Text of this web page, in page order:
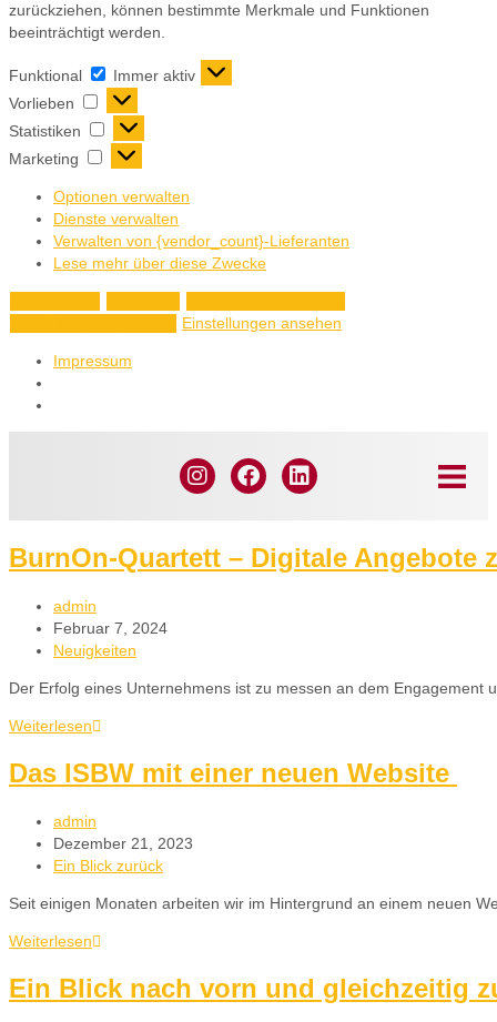
zurückziehen, können bestimmte Merkmale und Funktionen
beeinträchtigt werden.
Funktional
Immer aktiv
Vorlieben
Statistiken
Marketing
Optionen verwalten
Dienste verwalten
Verwalten von {vendor_count}-Lieferanten
Lese mehr über diese Zwecke
Einstellungen ansehen
Impressum
BurnOn-Quartett – Digitale
admin
Februar 7, 2024
Neuigkeiten
Der Erfolg eines Unternehmens ist zu messen an dem
Weiterlesen
Das ISBW mit einer neuen Website
admin
Dezember 21, 2023
Ein Blick zurück
Seit einigen Monaten arbeiten wir im Hintergrund an einem neuen
Weiterlesen
Ein Blick nach vorn und gleichzeitig